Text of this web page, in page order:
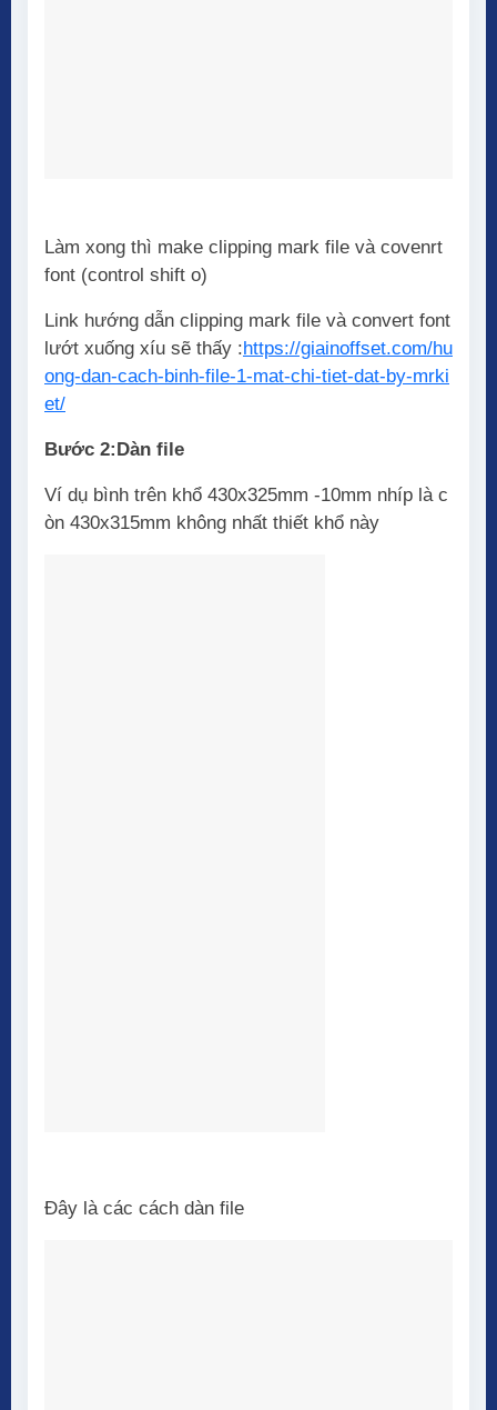
Làm xong thì make clipping mark file và covenrt
font (control shift o)
Link hướng dẫn clipping mark file và convert font
lướt xuống xíu sẽ thấy :https://giainoffset.com/hu
ong-dan-cach-binh-file-1-mat-chi-tiet-dat-by-mrki
et/
Bước 2:Dàn file
Ví dụ bình trên khổ 430x325mm -10mm nhíp là c
òn 430x315mm không nhất thiết khổ này
Đây là các cách dàn file